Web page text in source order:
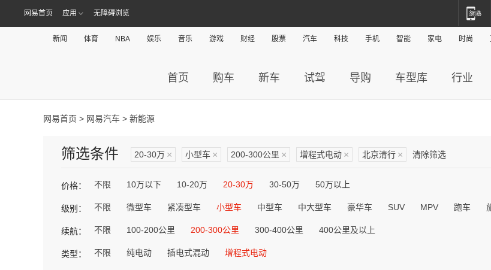
网易首页 应用 无障碍浏览
新闻 体育 NBA 娱乐 音乐 游戏 财经 股票 汽车 科技 手机 智能 家电 时尚
首页 购车 新车 试驾 导购 车型库 行业
网易首页 > 网易汽车 > 新能源
筛选条件 20-30万 × 小型车 × 200-300公里 × 增程式电动 × 北京清行 × 清除筛选
价格： 不限 10万以下 10-20万 20-30万 30-50万 50万以上
级别： 不限 微型车 紧凑型车 小型车 中型车 中大型车 豪华车 SUV MPV 跑车
续航： 不限 100-200公里 200-300公里 300-400公里 400公里及以上
类型： 不限 纯电动 插电式混动 增程式电动